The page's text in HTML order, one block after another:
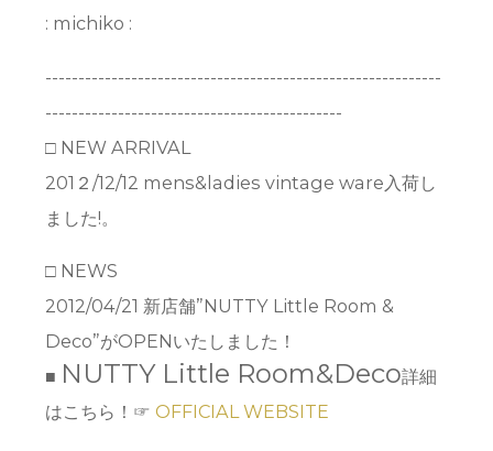
: michiko :
------------------------------------------------------------
---------------------------------------------
□ NEW ARRIVAL
201２/12/12 mens&ladies vintage ware入荷し
ました!。
□ NEWS
2012/04/21 新店舗”NUTTY Little Room &
Deco”がOPENいたしました！
■ NUTTY Little Room&Deco詳細
はこちら！☞ OFFICIAL WEBSITE